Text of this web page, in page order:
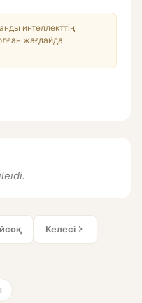
интеллекттің
жағдайда
Келесі